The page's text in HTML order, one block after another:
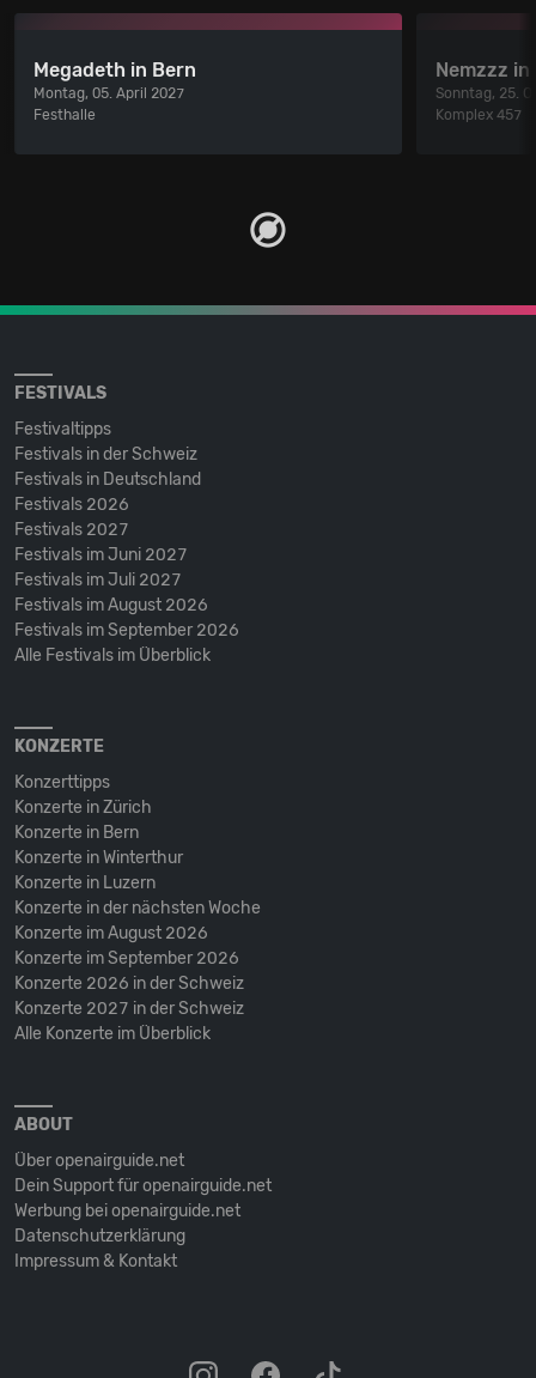
Megadeth in Bern
Montag, 05. April 2027
Festhalle
Nemzzz
Sonntag, 25.
Komplex 457
FESTIVALS
Festivaltipps
Festivals in der Schweiz
Festivals in Deutschland
Festivals 2026
Festivals 2027
Festivals im Juni 2027
Festivals im Juli 2027
Festivals im August 2026
Festivals im September 2026
Alle Festivals im Überblick
KONZERTE
Konzerttipps
Konzerte in Zürich
Konzerte in Bern
Konzerte in Winterthur
Konzerte in Luzern
Konzerte in der nächsten Woche
Konzerte im August 2026
Konzerte im September 2026
Konzerte 2026 in der Schweiz
Konzerte 2027 in der Schweiz
Alle Konzerte im Überblick
ABOUT
Über openairguide.net
Dein Support für openairguide.net
Werbung bei openairguide.net
Datenschutz­erklärung
Impressum & Kontakt